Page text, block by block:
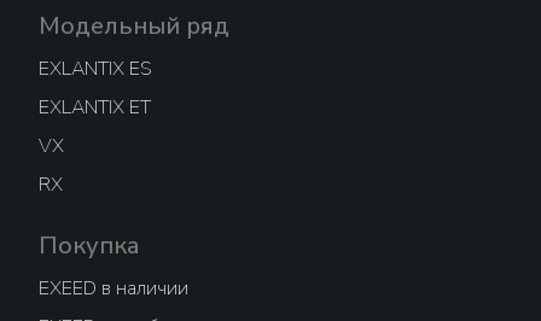
Модельный ряд
EXLANTIX ES
EXLANTIX ET
VX
RX
Покупка
EXEED в наличии